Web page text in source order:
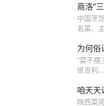
商洛“
中国烹
名菜、
为何俗
“菜不摆
很吉利...
咱天天
陕西菜